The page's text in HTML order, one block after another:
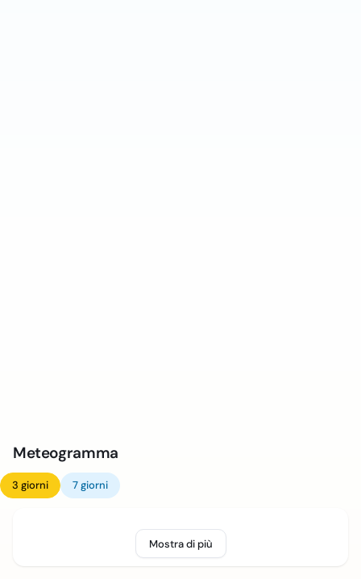
Meteogramma
3 giorni 7 giorni
Mostra di più